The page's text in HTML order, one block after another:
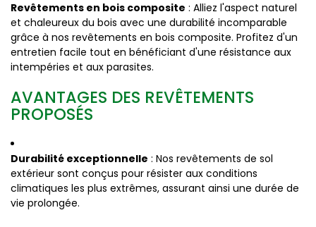
Revêtements en bois composite : Alliez l'aspect naturel
et chaleureux du bois avec une durabilité incomparable
grâce à nos revêtements en bois composite. Profitez d'un
entretien facile tout en bénéficiant d'une résistance aux
intempéries et aux parasites.
AVANTAGES DES REVÊTEMENTS
PROPOSÉS
Durabilité exceptionnelle : Nos revêtements de sol
extérieur sont conçus pour résister aux conditions
climatiques les plus extrêmes, assurant ainsi une durée de
vie prolongée.